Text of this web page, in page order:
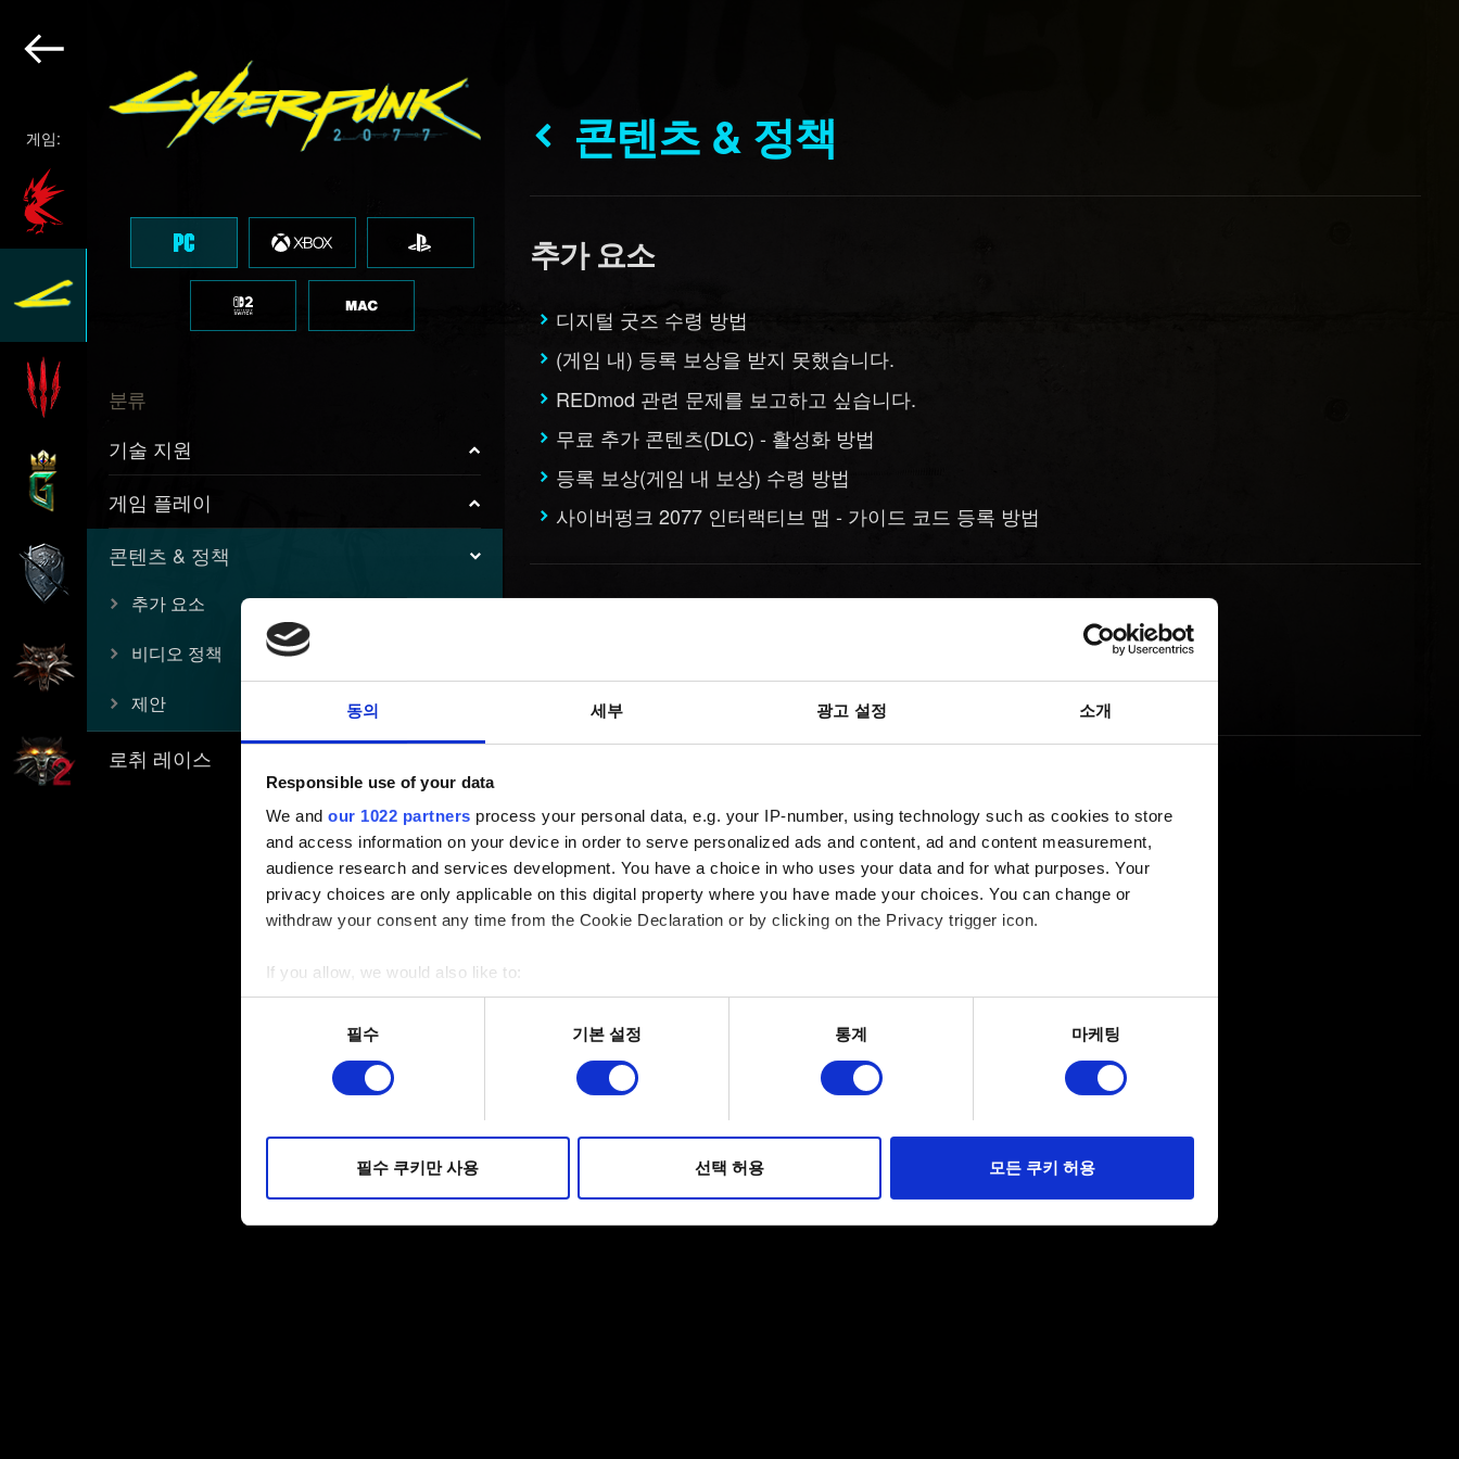
동의 세부 광고 설정 소개
Responsible use of your data
We and our 1022 partners process your personal data, e.g. your IP-number, using technology such as cookies to store
and access information on your device in order to serve personalized ads and content, ad and content measurement,
audience research and services development. You have a choice in who uses your data and for what purposes. Your
privacy choices are only applicable on this digital property where you have made your choices. You can change or
withdraw your consent any time from the Cookie Declaration or by clicking on the Privacy trigger icon.
If you allow, we would also like to:
Collect information about your geographical location which can be accurate to within several meters
Identify your device by actively scanning it for specific characteristics (fingerprinting)
Find out more about how your personal data is processed and set your preferences in the
피드백을 제공하여 사용자의 웹사이트 이용 환경을 개선하기 위해 사용됩니다. 예를 들어, 소셜 미디어를 통해 사용자와
소통할 경우, 사용자의 선호도를 파악하기 위해 쿠키의 일부를 저희 파트너와 공유할 수도 있습니다. 물론, 이처럼
필수 기본 설정 통계 마케팅
필수 쿠키만 사용 선택 허용 모든 쿠키 허용
게임:
분류
기술 지원
게임 플레이
콘텐츠 & 정책
추가 요소
비디오 정책
제안
로취 레이스
콘텐츠 & 정책
추가 요소
디지털 굿즈 수령 방법
(게임 내) 등록 보상을 받지 못했습니다.
REDmod 관련 문제를 보고하고 싶습니다.
무료 추가 콘텐츠(DLC) - 활성화 방법
등록 보상(게임 내 보상) 수령 방법
사이버펑크 2077 인터랙티브 맵 - 가이드 코드 등록 방법
영상 정책
피드백을 보내고 싶습니다